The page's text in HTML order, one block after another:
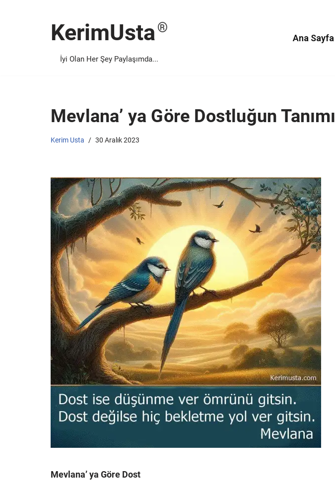
KerimUsta
İyi Olan Her Şey Paylaşımda...
Ana Sayfa
Mevlana’ ya Göre Dostluğun Tanımı
Kerim Usta 30 Aralık 2023
Mevlana’ ya Göre Dost